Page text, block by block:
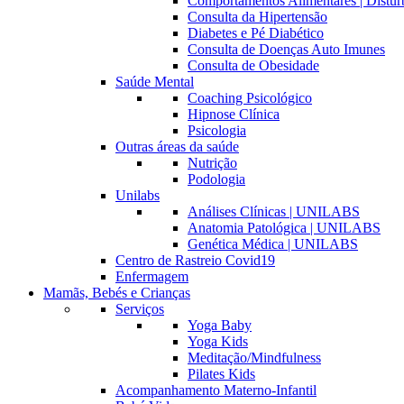
Consulta da Hipertensão
Diabetes e Pé Diabético
Consulta de Doenças Auto Imunes
Consulta de Obesidade
Saúde Mental
Coaching Psicológico
Hipnose Clínica
Psicologia
Outras áreas da saúde
Nutrição
Podologia
Unilabs
Análises Clínicas | UNILABS
Anatomia Patológica | UNILABS
Genética Médica | UNILABS
Centro de Rastreio Covid19
Enfermagem
Mamãs, Bebés e Crianças
Serviços
Yoga Baby
Yoga Kids
Meditação/Mindfulness
Pilates Kids
Acompanhamento Materno-Infantil